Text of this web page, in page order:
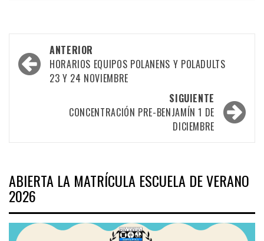
Navegación
por
entradas
ANTERIOR
HORARIOS EQUIPOS POLANENS Y POLADULTS
23 Y 24 NOVIEMBRE
SIGUIENTE
CONCENTRACIÓN PRE-BENJAMÍN 1 DE
DICIEMBRE
ABIERTA LA MATRÍCULA ESCUELA DE VERANO
2026